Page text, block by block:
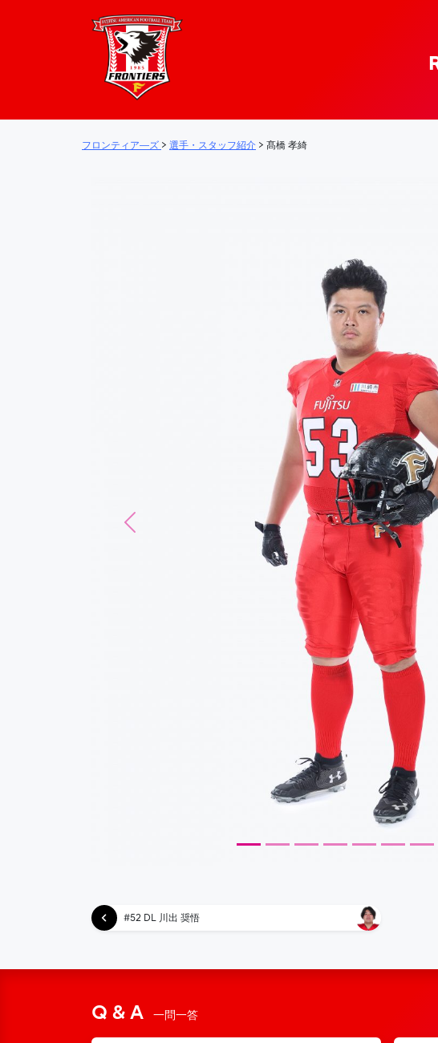
メインナビゲーション
フロンティア―ズ > 選手・スタッフ紹介 > 髙橋 孝綺
Previous
#52 DL 川出 奨悟
Q & A 一問一答